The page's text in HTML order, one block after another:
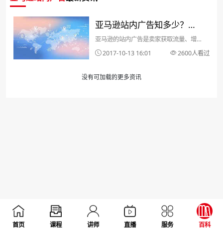
亚马逊站内广告知多少？附
亚马逊关键词设置和推广技
巧
亚马逊的站内广告是卖家获取流量、增加
新品曝光率非常好的途径，其中的重要性
会碰到很多问题，有些卖家在搜索关于站
2017-10-13 16:01 2600人看过
没有可加载的更多资讯
首页 课程 讲师 直播 服务 百科